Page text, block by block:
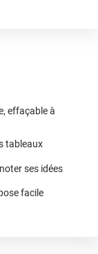
effaçable à
tableaux
ses idées
facile
d'excellente
de film, c'est
revient à
des reprises